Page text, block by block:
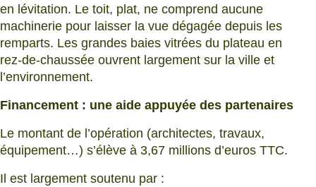
en lévitation. Le toit, plat, ne comprend aucune
machinerie pour laisser la vue dégagée depuis les
remparts. Les grandes baies vitrées du plateau en
rez-de-chaussée ouvrent largement sur la ville et
l’environnement.
Financement : une aide appuyée des partenaires
Le montant de l’opération (architectes, travaux,
équipement…) s’élève à 3,67 millions d’euros TTC.
Il est largement soutenu par :